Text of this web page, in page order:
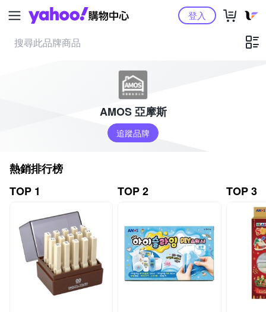
Yahoo購物中心登入
AMOS 亞摩斯
追蹤品牌
熱銷排行榜
TOP 1
TOP 2 TOP 3